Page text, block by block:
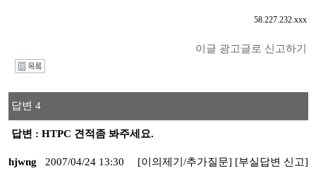
58.227.232.xxx
이글 광고글로 신고하기
답변 4
답변 : HTPC 견적좀 봐주세요.
hjwng 2007/04/24 13:30 [이의제기/추가질문] [부실답변 신고]